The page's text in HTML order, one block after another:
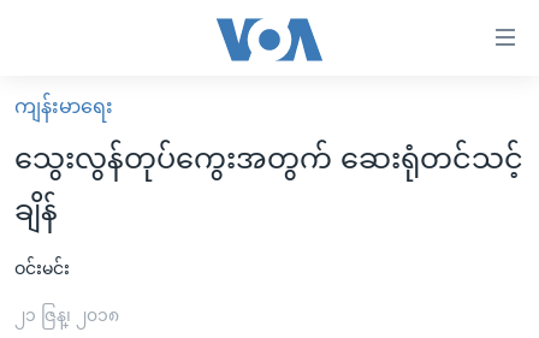
လွယ်ကူ
စေ
သည့်
Link
များ
ပင်မ
မူလစာမျက်နှာ
မြန်မာ
ကမ္ဘာ့သတင်းများ
နိုင်ငံတကာ
အမေရိကန်
ဗွီဒီယို
သတင်းလွတ်လပ်ခွင့်
ကျန်းမာရေး
သွေးလွန်တုပ်ကွေးအတွက် ဆေးရုံတင်သင့်
ချိန်
ဝင်းမင်း
၂၁ ဇြန္၊ ၂၀၁၈